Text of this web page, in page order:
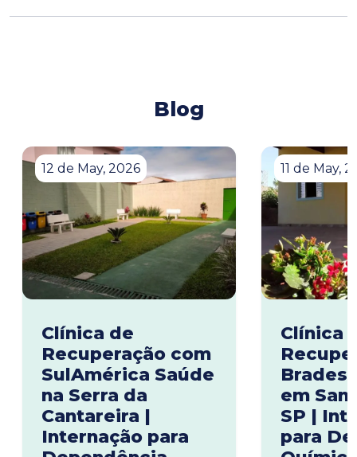
Blog
12 de May, 2026
Clínica de
Recuperação com
SulAmérica Saúde
na Serra da
Cantareira |
Internação para
11 de May,
Clínica
em
SP |
para